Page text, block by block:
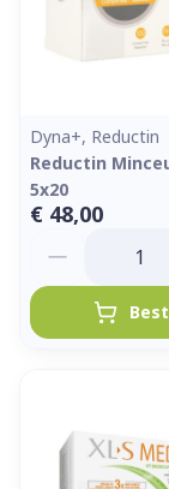
Dyna+, Reductin
Reductin
5x20
€ 48,00